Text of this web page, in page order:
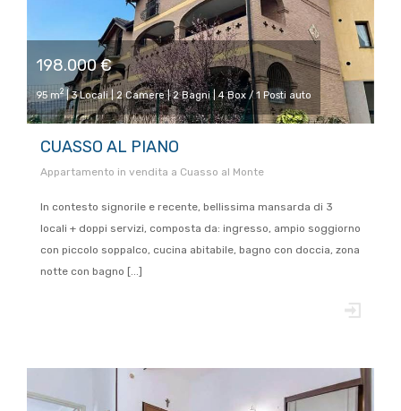
198.000 €
95 m2| 3 Locali | 2 Camere | 2 Bagni | 4 Box / 1 Posti auto
CUASSO AL PIANO
Appartamento in vendita a Cuasso al Monte
In contesto signorile e recente, bellissima mansarda di 3
locali + doppi servizi, composta da: ingresso, ampio soggiorno
con piccolo soppalco, cucina abitabile, bagno con doccia, zona
notte con bagno [...]